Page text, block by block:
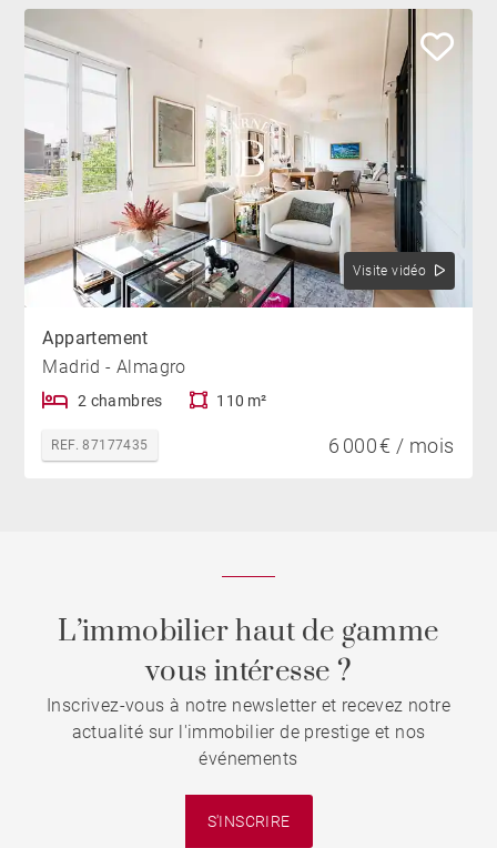
Visite vidéo
Appartement
Madrid - Almagro
2 chambres 110 m²
REF. 87177435 6 000 € / mois
L’immobilier haut de gamme
vous intéresse ?
Inscrivez-vous à notre newsletter et recevez notre
actualité sur l'immobilier de prestige et nos
événements
S'INSCRIRE